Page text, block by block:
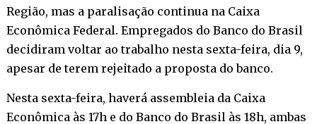
Região, mas a paralisação continua na Caixa
Econômica Federal. Empregados do Banco do Brasil
decidiram voltar ao trabalho nesta sexta-feira, dia 9,
apesar de terem rejeitado a proposta do banco.
Nesta sexta-feira, haverá assembleia da Caixa
Econômica às 17h e do Banco do Brasil às 18h, ambas